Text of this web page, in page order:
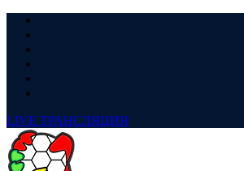
LIVE ТРАНСЛЯЦИЯ